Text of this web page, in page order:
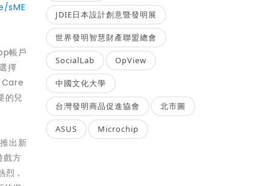
sME
帳戶
擇
Care
的兒
出新
戲方
，
JDIE日本設計創意暨發明展
世界發明智慧財產聯盟總會
SocialLab OpView
中國文化大學
台灣發明商品促進協會 北市圖
ASUS Microchip